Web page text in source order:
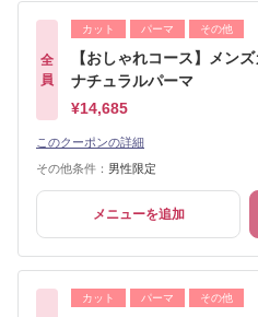
全
員
カット パーマ その他
【おしゃれコース】メン
ナチュラルパーマ
¥14,685
このクーポンの詳細
その他条件： 男性限定
メニューを追加
カット パーマ その他